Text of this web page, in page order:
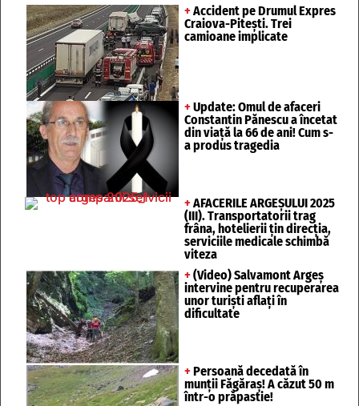
+ Accident pe Drumul Expres
Craiova-Pitești. Trei
camioane implicate
+ Update: Omul de afaceri
Constantin Pănescu a încetat
din viață la 66 de ani! Cum s-
a produs tragedia
+ AFACERILE ARGEȘULUI 2025
(III). Transportatorii trag
frâna, hotelierii țin direcția,
serviciile medicale schimbă
viteza
+ (Video) Salvamont Argeș
intervine pentru recuperarea
unor turişti aflaţi în
dificultate
+ Persoană decedată în
munții Făgăraș! A căzut 50 m
într-o prăpastie!